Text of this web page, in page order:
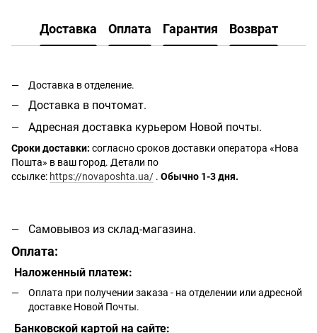
Доставка Оплата Гарантия Возврат
Доставка в отделение.
Доставка в почтомат.
Адресная доставка курьером Новой почты.
Сроки доставки: согласно сроков доставки оператора «Нова
Пошта» в ваш город. Детали по
ссылке: https://novaposhta.ua/ . Обычно 1-3 дня.
Самовывоз из склад-магазина.
Оплата:
Наложенный платеж:
Оплата при получении заказа - на отделении или адресной
доставке Новой Почты.
Банковской картой на сайте: